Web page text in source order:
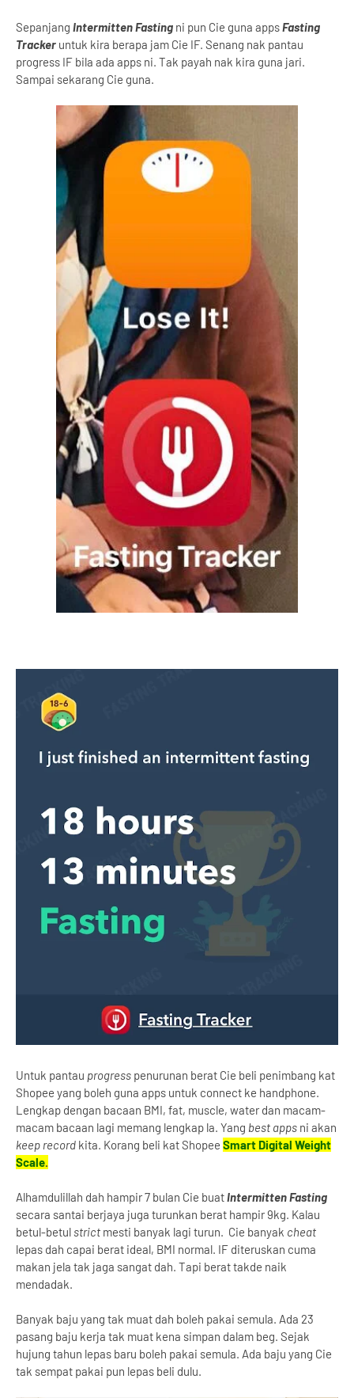
Sepanjang Intermitten Fasting ni pun Cie guna appsFasting
Tracker untuk kira berapa jam Cie IF. Senang nak pantau
progress IF bila ada apps ni. Tak payah nak kira guna jari.
Sampai sekarang Cie guna.
Untuk pantau progress penurunan berat Cie beli penimbang kat
Shopee yang boleh guna apps untuk connect ke handphone.
Lengkap dengan bacaan BMI, fat, muscle, water dan macam-
macam bacaan lagi memang lengkap la. Yang best apps ni akan
keep record kita. Korang beli kat Shopee Smart Digital Weight
Scale.
Alhamdulillah dah hampir 7 bulan Cie buatIntermitten Fasting
secara santai berjaya juga turunkan berat hampir 9kg. Kalau
betul-betulstrict mesti banyak lagi turun. Cie banyak cheat
lepas dah capai berat ideal, BMI normal. IF diteruskan cuma
makan jela tak jaga sangat dah. Tapi berat takde naik
mendadak.
Banyak baju yang tak muat dah boleh pakai semula. Ada 23
pasang baju kerja tak muat kena simpan dalam beg. Sejak
hujung tahun lepas baru boleh pakai semula. Ada baju yang Cie
tak sempat pakai pun lepas beli dulu.